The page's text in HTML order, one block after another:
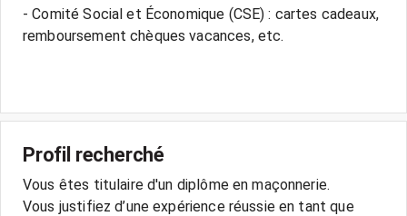
- Comité Social et Économique (CSE) : cartes cadeaux,
remboursement chèques vacances, etc.
Profil recherché
Vous êtes titulaire d'un diplôme en maçonnerie.
Vous justifiez d’une expérience réussie en tant que